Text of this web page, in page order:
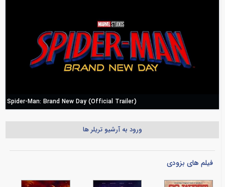
Spider-Man: Brand New Day (Official Trailer)
ورود به آرشیو تریلر ها
فیلم های بزودی